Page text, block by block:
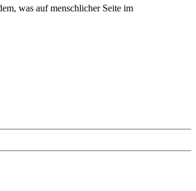
was auf menschlicher Seite im